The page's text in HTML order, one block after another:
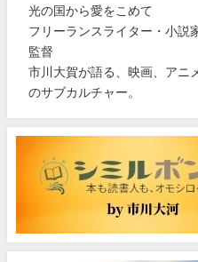
光の国から愛をこめて
フリーランスライター・小説
監督
市川大賀が語る、映画、アニ
のサブカルチャー。